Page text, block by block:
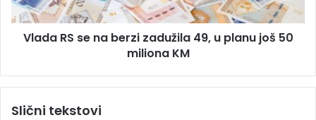
o
d
u
s
e
z
Vlada RS se na berzi zadužila 49, u planu još 50
miliona KM
Slični tekstovi